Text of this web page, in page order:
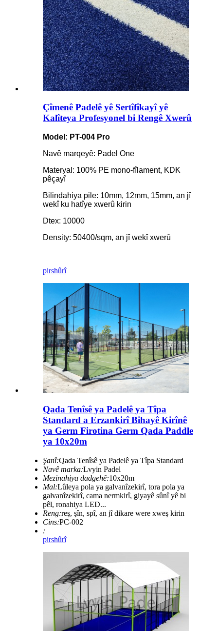
Çîmenê Padelê yê Sertîfîkayî yê
Kalîteya Profesyonel bi Rengê Xwerû
Model: PT-004 Pro
Navê marqeyê: Padel One
Materyal: 100% PE mono-fîlament, KDK
pêçayî
Bilindahiya pile: 10mm, 12mm, 15mm, an jî
wekî ku hatîye xwerû kirin
Dtex: 10000
Density: 50400/sqm, an jî wekî xwerû
pirshûrî
Qada Tenîsê ya Padelê ya Tîpa
Standard a Erzankirî Bihayê Kirînê
ya Germ Firotina Germ Qada Paddle
ya 10x20m
Şanî:Qada Tenîsê ya Padelê ya Tîpa Standard
Navê marka:Lvyin Padel
Mezinahiya dadgehê:10x20m
Mal:Lûleya pola ya galvanîzekirî, tora pola ya
galvanîzekirî, cama nermkirî, giyayê sûnî yê bi
pêl, ronahiya LED...
Reng:reş, şîn, spî, an jî dikare were xweş kirin
Cins:PC-002
:
pirshûrî